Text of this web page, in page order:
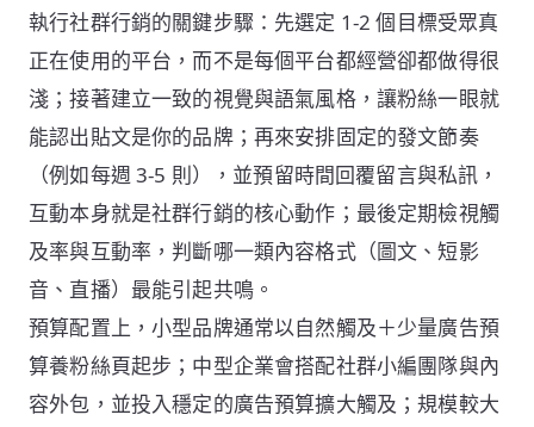
執行社群行銷的關鍵步驟：先選定 1-2 個目標受眾真
正在使用的平台，而不是每個平台都經營卻都做得很
淺；接著建立一致的視覺與語氣風格，讓粉絲一眼就
能認出貼文是你的品牌；再來安排固定的發文節奏
（例如每週 3-5 則），並預留時間回覆留言與私訊，
互動本身就是社群行銷的核心動作；最後定期檢視觸
及率與互動率，判斷哪一類內容格式（圖文、短影
音、直播）最能引起共鳴。
預算配置上，小型品牌通常以自然觸及＋少量廣告預
算養粉絲頁起步；中型企業會搭配社群小編團隊與內
容外包，並投入穩定的廣告預算擴大觸及；規模較大